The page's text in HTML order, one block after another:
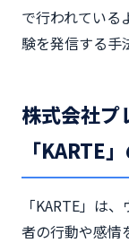
で行われている
験を発信する手
株式会社プ
「KARTE
「KARTE」は
者の行動や感情